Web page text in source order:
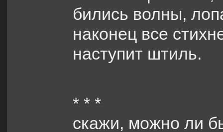
бились волны,
наконец все
наступит штиль.
* * *
‎скажи, можно ли